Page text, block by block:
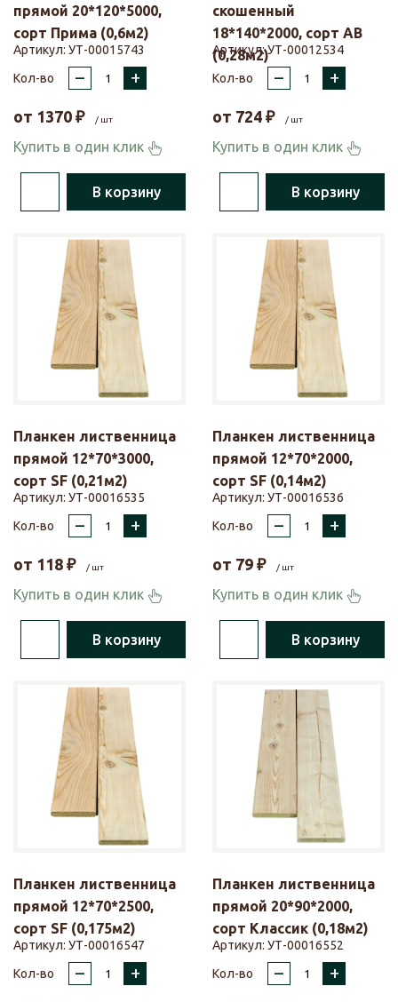
прямой 20*120*5000,
сорт Прима (0,6м2)
Артикул: УТ-00015743
Кол-во
– +
от 1370 ₽ / шт
Купить в один клик
В корзину
скошенный
18*140*2000, сорт АВ
(0,28м2)
Артикул:УТ-00012534
Кол-во
– +
от 724 ₽ / шт
Купить в один клик
В корзину
Планкен лиственница
прямой 12*70*3000,
сорт SF (0,21м2)
Артикул: УТ-00016535
Кол-во
– +
от 118 ₽ / шт
Купить в один клик
В корзину
Планкен лиственница
прямой 12*70*2000,
сорт SF (0,14м2)
Артикул: УТ-00016536
Кол-во
– +
от 79 ₽ / шт
Купить в один клик
В корзину
Планкен лиственница
прямой 12*70*2500,
сорт SF (0,175м2)
Артикул: УТ-00016547
Кол-во
– +
Планкен лиственница
прямой 20*90*2000,
сорт Классик (0,18м2)
Артикул: УТ-00016552
Кол-во
– +